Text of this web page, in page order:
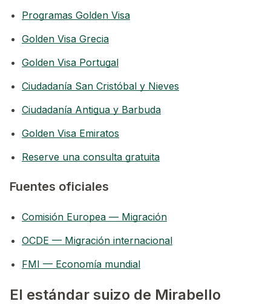
Programas Golden Visa
Golden Visa Grecia
Golden Visa Portugal
Ciudadanía San Cristóbal y Nieves
Ciudadanía Antigua y Barbuda
Golden Visa Emiratos
Reserve una consulta gratuita
Fuentes oficiales
Comisión Europea — Migración
OCDE — Migración internacional
FMI — Economía mundial
El estándar suizo de Mirabello